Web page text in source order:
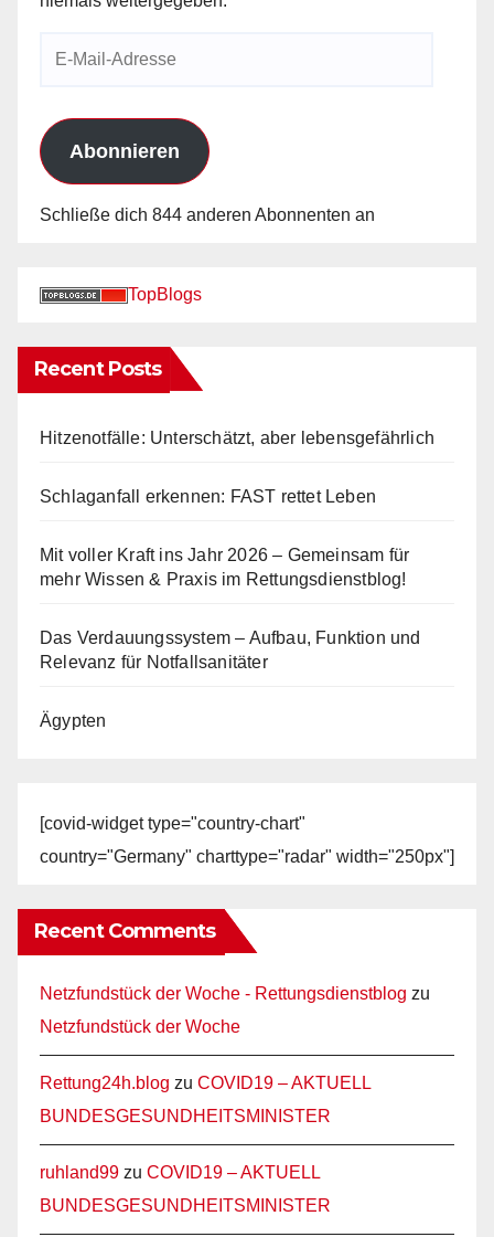
Abonnieren
Schließe dich 844 anderen Abonnenten an
TopBlogs
Recent Posts
Hitzenotfälle: Unterschätzt, aber lebensgefährlich
Schlaganfall erkennen: FAST rettet Leben
Mit voller Kraft ins Jahr 2026 – Gemeinsam für
mehr Wissen & Praxis im Rettungsdienstblog!
Das Verdauungssystem – Aufbau, Funktion und
Relevanz für Notfallsanitäter
Ägypten
[covid-widget type="country-chart"
country="Germany" charttype="radar" width="250px"]
Recent Comments
Netzfundstück der Woche - Rettungsdienstblog zu
Netzfundstück der Woche
Rettung24h.blog zu COVID19 – AKTUELL
BUNDESGESUNDHEITSMINISTER
ruhland99 zu COVID19 – AKTUELL
BUNDESGESUNDHEITSMINISTER